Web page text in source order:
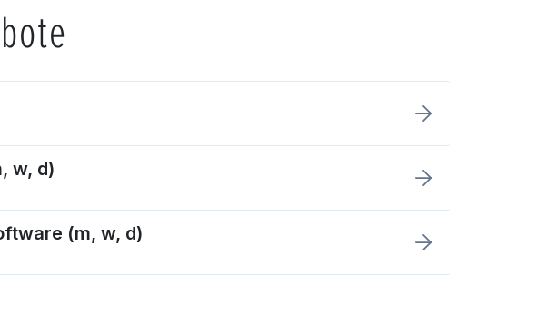
w, d)
(m, w, d)